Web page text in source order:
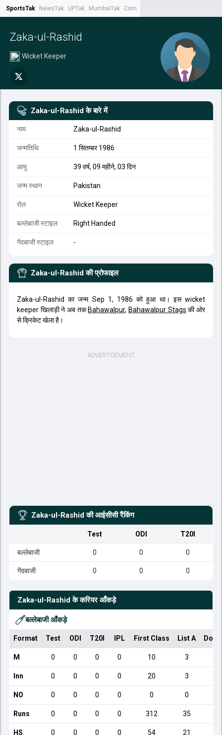
SportsTak NewsTak UPTak MumbaiTak CrimeTak
Zaka-ul-Rashid
Wicket Keeper
Zaka-ul-Rashid के बारे में
नाम Zaka-ul-Rashid
जन्मतिथि 1 सितम्बर 1986
आयु 39 वर्ष, 09 महीने, 03 दिन
जन्म स्थान Pakistan
रोल Wicket Keeper
बल्लेबाजी स्टाइल Right Handed
गेंदबाजी स्टाइल -
Zaka-ul-Rashid की प्रोफाइल
Zaka-ul-Rashid का जन्म Sep 1, 1986 को हुआ था। इस wicket
keeper खिलाड़ी ने अब तक Bahawalpur, Bahawalpur Stags की ओर
से क्रिकेट खेला है।
Zaka-ul-Rashid की आईसीसी रैंकिंग
Test ODI T20I
बल्लेबाजी 0 0 0
गेंदबाजी 0 0 0
Zaka-ul-Rashid के करियर आँकड़े
बल्लेबाजी आँकड़े
Format Test ODI T20I IPL First Class List A
M 0 0 0 0 10 3
Inn 0 0 0 0 20 3
NO 0 0 0 0 0 0
Runs 0 0 0 0 312 35
HS 0 0 0 0 54 21